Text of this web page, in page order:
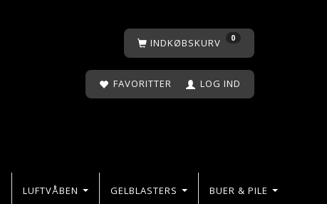
INDKØBSKURV 0
FAVORITTER LOG IND
LUFTVÅBEN GELBLASTERS BUER & PILE